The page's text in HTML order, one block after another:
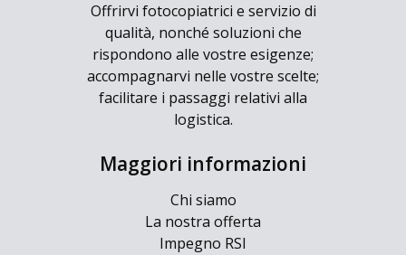
Offrirvi fotocopiatrici e servizio di
qualità, nonché soluzioni che
rispondono alle vostre esigenze;
accompagnarvi nelle vostre scelte;
facilitare i passaggi relativi alla
logistica.
Maggiori informazioni
Chi siamo
La nostra offerta
Impegno RSI